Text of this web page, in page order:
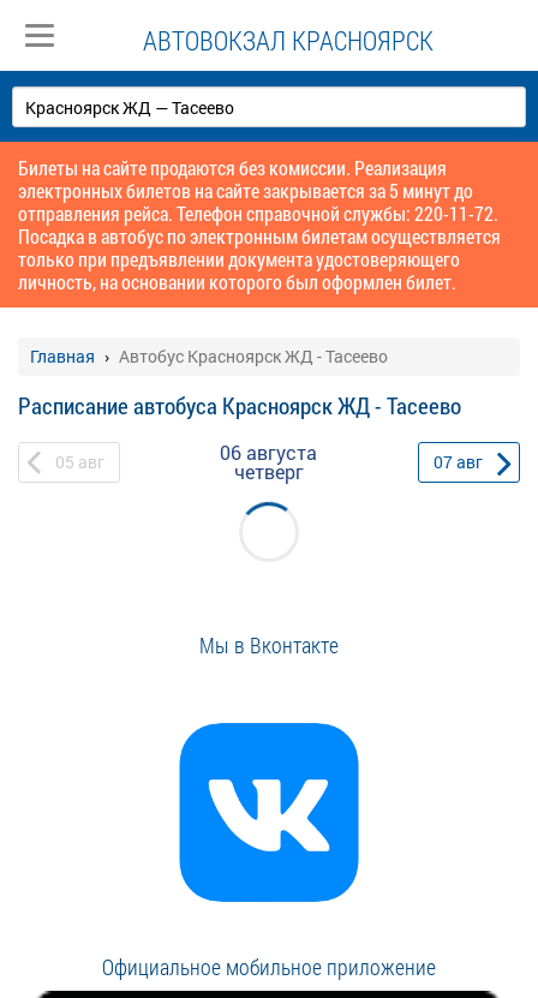
АВТОВОКЗАЛ КРАСНОЯРСК
Билеты на сайте продаются без комиссии. Реализация
электронных билетов на сайте закрывается за 5 минут до
отправления рейса. Телефон справочной службы: 220-11-72.
Посадка в автобус по электронным билетам осуществляется
только при предъявлении документа удостоверяющего
личность, на основании которого был оформлен билет.
Главная Автобус Красноярск ЖД - Тасеево
Расписание автобуса Красноярск ЖД - Тасеево
05 авг 06 августа
четверг 07авг
Мы в Вконтакте
Официальное мобильное приложение